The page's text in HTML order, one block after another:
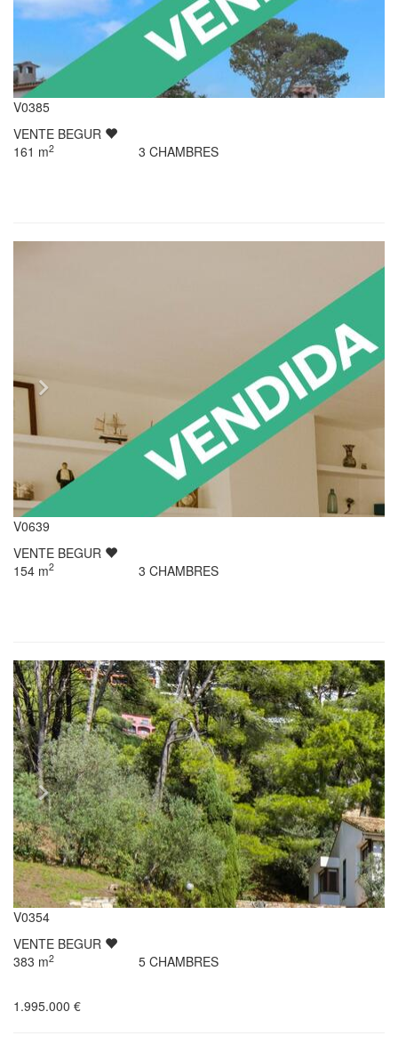
V0385
VENTE BEGUR
161 m2 3 CHAMBRES
V0639
VENTE BEGUR
154 m2 3 CHAMBRES
V0354
VENTE BEGUR
383 m2 5 CHAMBRES
1.995.000 €